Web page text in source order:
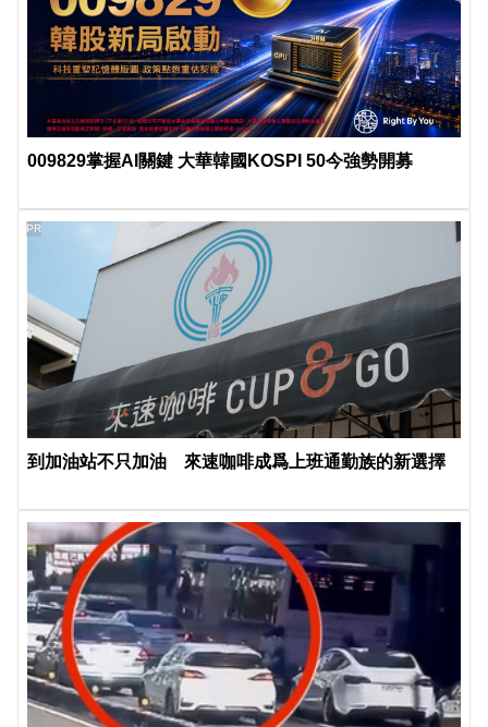
009829掌握AI關鍵 大華韓國KOSPI 50今強勢開募
到加油站不只加油 來速咖啡成爲上班通勤族的新選擇
PR